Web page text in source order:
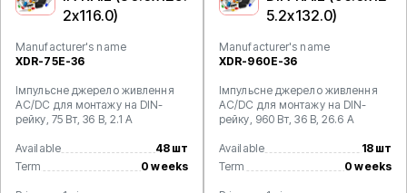
2x116.0)
Manufacturer's name
XDR-75E-36
Імпульсне джерело живлення
AC/DC для монтажу на DIN-
рейку, 75 Вт, 36 В, 2.1 А
Available
48 шт
Term
0 weeks
5.2x132.0)
Manufacturer's name
XDR-960E-36
Імпульсне джерело живлення
AC/DC для монтажу на DIN-
рейку, 960 Вт, 36 В, 26.6 А
Available
18 шт
Term
0 weeks